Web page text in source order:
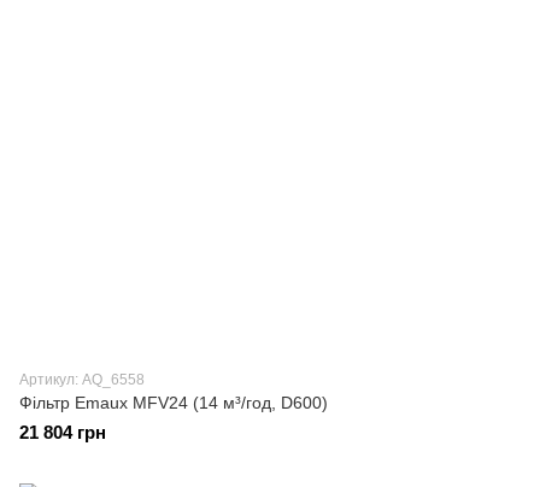
Артикул: AQ_6558
Фільтр Emaux MFV24 (14 м³/год, D600)
21 804 грн